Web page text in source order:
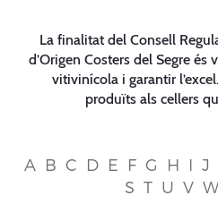
La finalitat del Consell
d’Origen Costers del Segre
vitivinícola i garantir
produïts als cellers
A B C D E F G H I J
S T U V W